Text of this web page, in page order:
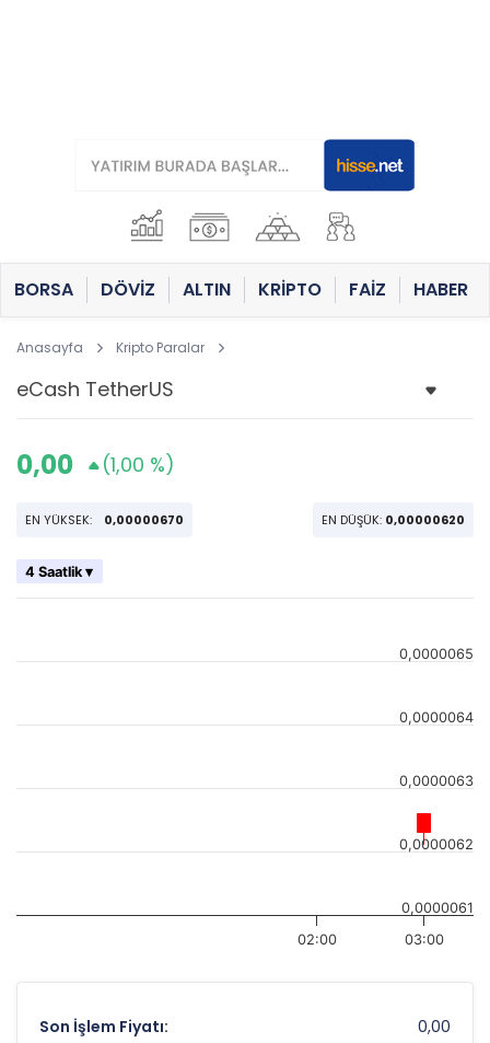
BORSA DÖVİZ ALTIN KRİPTO FAİZ HABER
Anasayfa Kripto Paralar
0,00 (1,00 %)
EN YÜKSEK: 0,00000670 EN DÜŞÜK: 0,00000620
4 Saatlik ▾
02:00 03:00
0,0000061
0,0000062
0,0000063
0,0000064
0,0000065
Son İşlem Fiyatı: 0,00